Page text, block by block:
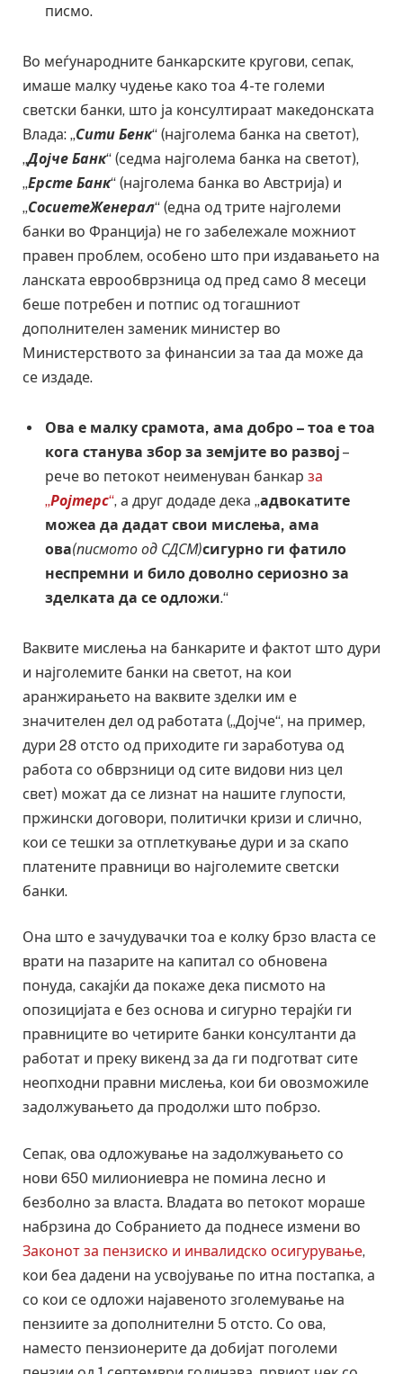
писмо.
Во меѓународните банкарските кругови, сепак,
имаше малку чудење како тоа 4-те големи
светски банки, што ја консултираат македонската
Влада: „Сити Бенк“ (најголема банка на светот),
„Дојче Банк“ (седма најголема банка на светот),
„Ерсте Банк“ (најголема банка во Австрија) и
„СосиетеЖенерал“ (една од трите најголеми
банки во Франција) не го забележале можниот
правен проблем, особено што при издавањето на
ланската еврообврзница од пред само 8 месеци
беше потребен и потпис од тогашниот
дополнителен заменик министер во
Министерството за финансии за таа да може да
се издаде.
Ова е малку срамота, ама добро – тоа е тоа
кога станува збор за земјите во развој –
рече во петокот неименуван банкар за
„Ројтерс“, а друг додаде дека „адвокатите
можеа да дадат свои мислења, ама
ова(писмото од СДСМ)сигурно ги фатило
неспремни и било доволно сериозно за
зделката да се одложи.“
Ваквите мислења на банкарите и фактот што дури
и најголемите банки на светот, на кои
аранжирањето на ваквите зделки им е
значителен дел од работата („Дојче“, на пример,
дури 28 отсто од приходите ги заработува од
работа со обврзници од сите видови низ цел
свет) можат да се лизнат на нашите глупости,
пржински договори, политички кризи и слично,
кои се тешки за отплеткување дури и за скапо
платените правници во најголемите светски
банки.
Она што е зачудувачки тоа е колку брзо власта се
врати на пазарите на капитал со обновена
понуда, сакајќи да покаже дека писмото на
опозицијата е без основа и сигурно терајќи ги
правниците во четирите банки консултанти да
работат и преку викенд за да ги подготват сите
неопходни правни мислења, кои би овозможиле
задолжувањето да продолжи што побрзо.
Сепак, ова одложување на задолжувањето со
нови 650 милиониевра не помина лесно и
безболно за власта. Владата во петокот мораше
набрзина до Собранието да поднесе измени во
Законот за пензиско и инвалидско осигурување,
кои беа дадени на усвојување по итна постапка, а
со кои се одложи најавеното зголемување на
пензиите за дополнителни 5 отсто. Со ова,
наместо пензионерите да добијат поголеми